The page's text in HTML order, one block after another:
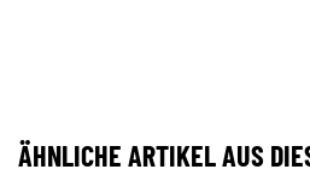
ÄHNLICHE ARTIKEL AUS